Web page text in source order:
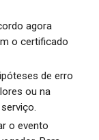
agora
o certificado
de erro
ou na
o evento